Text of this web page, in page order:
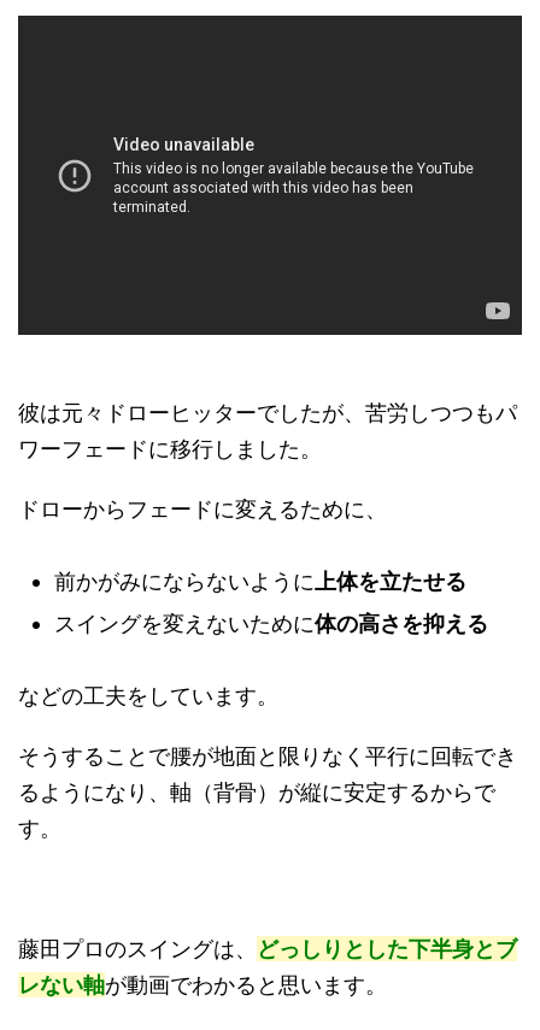
彼は元々ドローヒッターでしたが、苦労しつつもパ
ワーフェードに移行しました。
ドローからフェードに変えるために、
前かがみにならないように 上体を立たせる
スイングを変えないために体の高さを抑える
などの工夫をしています。
そうすることで腰が地面と限りなく平行に回転でき
るようになり、軸（背骨）が縦に安定するからで
す。
藤田プロのスイングは、 どっしりとした下半身とブ
レない軸が動画でわかると思います。